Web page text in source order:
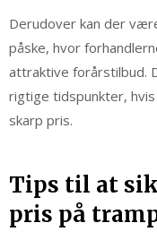
Derudover kan der
påske, hvor
attraktive forårstilbud.
rigtige tidspunkter,
skarp pris.
Tips til at
pris på